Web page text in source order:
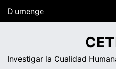
Diumenge
Investigar la Cualidad